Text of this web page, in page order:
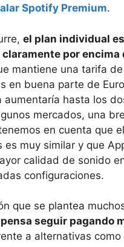
Spotify Premium.
el plan individual
por encima
mantiene una tarifa
en buena parte de
aumentaría hasta los
mercados, una
en cuenta que
es muy similar y que
calidad de sonido
configuraciones.
que se plantea
seguir pagando
a alternativas como